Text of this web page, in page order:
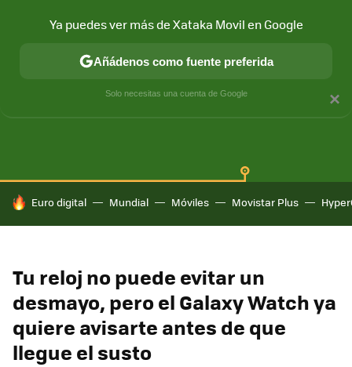
HOY SE HABLA DE
Euro digital Mundial Móviles Movistar Plus
Tu reloj no puede evitar un
desmayo, pero el Galaxy Watch ya
quiere avisarte antes de que
llegue el susto
×
Ya puedes ver más de Xataka Movil en Google
Añádenos como fuente preferida
Solo necesitas una cuenta de Google